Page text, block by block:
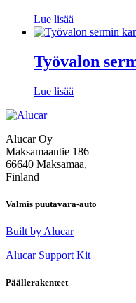
Lue lisää
Työvalon
Lue lisää
Alucar Oy
Maksamaantie 186
66640 Maksamaa,
Finland
Valmis puutavara-auto
Built by Alucar
Alucar Support Kit
Päällerakenteet